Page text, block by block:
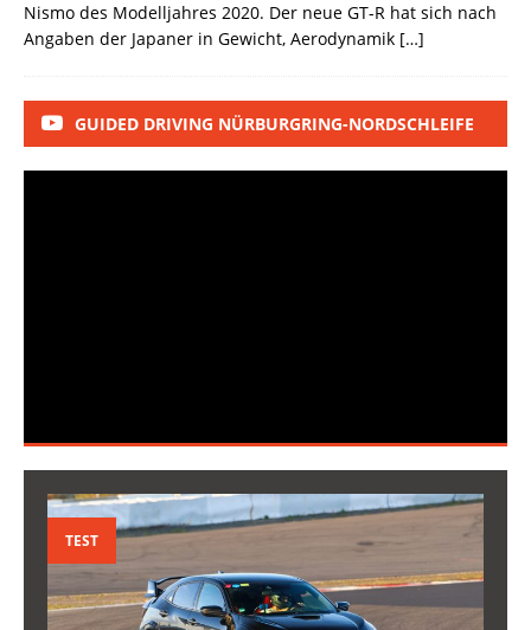
Nismo des Modelljahres 2020. Der neue GT-R hat sich nach
Angaben der Japaner in Gewicht, Aerodynamik […]
GUIDED DRIVING NÜRBURGRING-NORDSCHLEIFE
TEST